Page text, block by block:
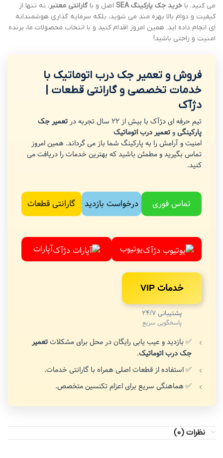
می کنید. با خرید جک پارکینگ SEA اصل و با گارانتی معتبر، نه تنها از
کیفیت و دوام بالا بهره مند می شوید، بلکه سرمایه گذاری هوشمندانه
ای انجام داده اید. همین امروز اقدام کنید و با انتخاب محصولات ما، برنده
امنیت و راحتی باشید!
فروش و تعمیر جک درب اتوماتیک با
خدمات تخصصی و گارانتی قطعات |
دژآک
تیم حرفه ای دژآک با بیش از 22 سال تجربه در
تعمیر جک
پارکینگیو تعمیر درب اتوماتیک
امنیت و آرامش را به پارکینگ شما باز می گرداند. همین امروز
تماس بگیرید و مطمئن باشید که بهترین خدمات را دریافت می
کنید.
تماس فوری درخواست بازدید گارانتی قطعات
یوتیوب آپارات
خدمات VIP
پشتیبانی 24/7
پاسخگویی سریع
✅ بازدید و عیب یابی رایگان در محل برای مشکلاتتعمیر
جک درب اتوماتیک.
✅ استفاده از قطعات اصلی همراه با گارانتی خدمات.
✅ هماهنگی سریع برای اعزام تکنسین متخصص.
نظرات (0)